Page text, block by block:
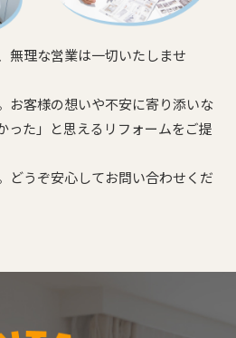
無理な営業は一切いたしませ
お客様の想いや不安に寄り添いな
った」と思えるリフォームをご提
どうぞ安心してお問い合わせくだ